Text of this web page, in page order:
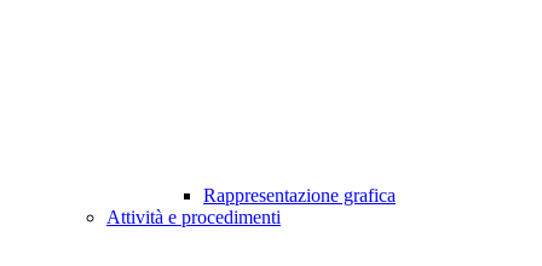
Rappresentazione grafica
Attività e procedimenti